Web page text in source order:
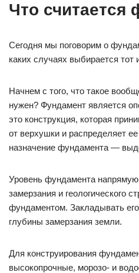
Что считается
Сегодня мы поговорим о
каких случаях выбирается тот
Начнем с того, что такое
нужен? Фундамент является
это конструкция, которая
от верхушки и распределяет
назначение фундамента —
Уровень фундамента напрямую
замерзания и геологического
фундаментом. Закладывать
глубины замерзания земли.
Для конструирования
высокопрочные, морозо- и